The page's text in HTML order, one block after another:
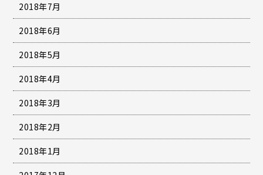
2018年7月
2018年6月
2018年5月
2018年4月
2018年3月
2018年2月
2018年1月